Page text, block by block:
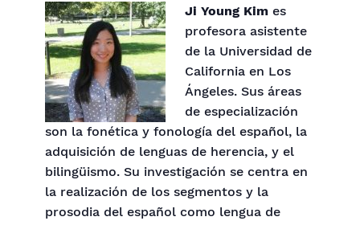
Ji Young Kim es
profesora asistente
de la Universidad de
California en Los
Ángeles. Sus áreas
de especialización
son la fonética y fonología del español, la
adquisición de lenguas de herencia, y el
bilingüismo. Su investigación se centra en
la realización de los segmentos y la
prosodia del español como lengua de